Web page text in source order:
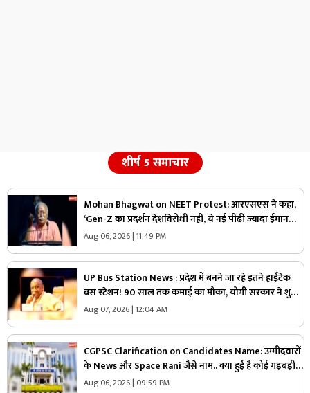
शीर्ष 5 समाचार
Mohan Bhagwat on NEET Protest: आरएसएस ने कहा,
‘Gen-Z का प्रदर्शन देशविरोधी नहीं, ये नई पीढ़ी ज्यादा ईमानदार
है’.. पढ़ें मोहन भागवत NEET प्रोटेस्ट पर और क्या कहा
Aug 06, 2026 | 11:49 PM
UP Bus Station News : प्रदेश में बनने जा रहे इतने हाईटेक
बस स्टेशन! 90 साल तक कमाई का मौका, योगी सरकार ने शुरू
की बड़ी योजना
Aug 07, 2026 | 12:04 AM
CGPSC Clarification on Candidates Name: उम्मीदवारों
के News और Space Rani जैसे नाम.. क्या हुई है कोई गड़बड़ी
या नाम है वास्तविक?.. अब सामने आई CGPSC की सफाई, पढ़ें
Aug 06, 2026 | 09:59 PM